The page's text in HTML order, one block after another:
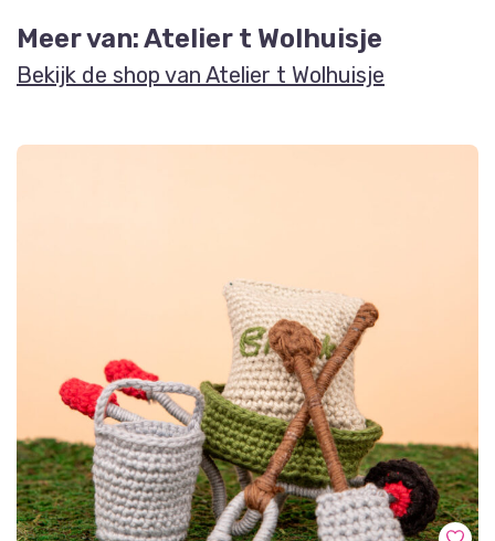
Meer van: Atelier t Wolhuisje
Bekijk de shop van Atelier t Wolhuisje